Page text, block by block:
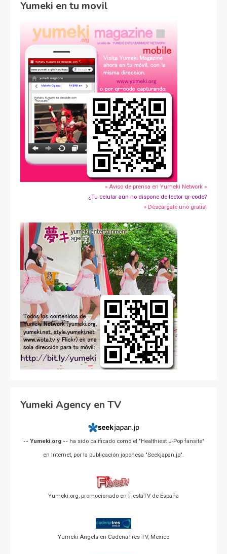
Yumeki en tu movil
» Aviso de prensa en Yumeki Network »
¿Tu celular aún no dispone de lector qr-code?
» Descárgate uno gratis!
Yumeki Agency en TV
-- Yumeki.org -- ha sido calificado como el "Healthiest J-Pop fansite"
en Internet, por la publicación japonesa "Seekjapan.jp".
Yumeki.org, promocionado en FiestaTV de España
Yumeki Angels en CadenaTres TV, Mexico